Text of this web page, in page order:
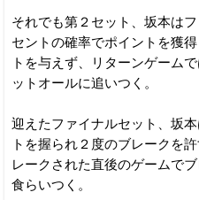
それでも第２セット、坂本は
セントの確率でポイントを獲
トを与えず、リターンゲーム
ットオールに追いつく。
迎えたファイナルセット、坂
トを握られ２度のブレークを
レークされた直後のゲームで
食らいつく。